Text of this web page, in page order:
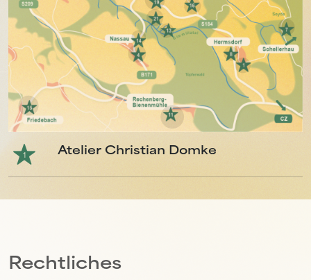
1 Atelier Christian Domke
Rechtliches